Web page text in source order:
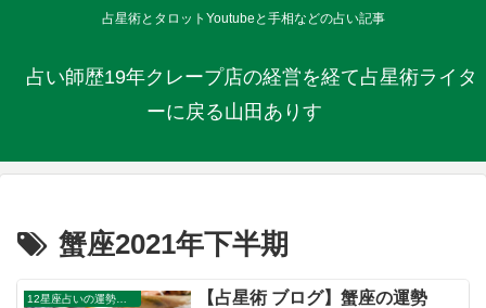
占星術とタロットYoutubeと手相などの占い記事
占い師歴19年クレープ店の経営を経て占星術ライタ
ーに戻る山田ありす
蟹座2021年下半期
【占星術 ブログ】蟹座の運勢